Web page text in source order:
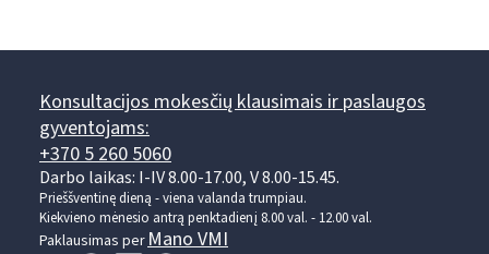
Konsultacijos mokesčių klausimais ir paslaugos
gyventojams:
+370 5 260 5060
Darbo laikas: I-IV 8.00-17.00, V 8.00-15.45.
Prieššventinę dieną - viena valanda trumpiau.
Kiekvieno mėnesio antrą penktadienį 8.00 val. - 12.00 val.
Paklausimas perMano VMI